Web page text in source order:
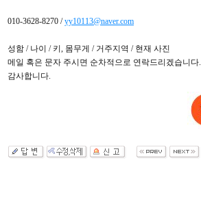
010-3628-8270 /yy10113@naver.com
성함 / 나이 / 키, 몸무게 / 거주지역 / 현재 사진
메일 혹은 문자 주시면 순차적으로 연락드리겠습니다.
감사합니다.